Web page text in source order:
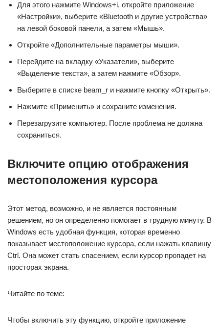
Для этого нажмите Windows+i, откройте приложение
«Настройки», выберите «Bluetooth и другие устройства»
на левой боковой панели, а затем «Мышь».
Откройте «Дополнительные параметры мыши».
Перейдите на вкладку «Указатели», выберите
«Выделение текста», а затем нажмите «Обзор».
Выберите в списке beam_r и нажмите кнопку «Открыть».
Нажмите «Применить» и сохраните изменения.
Перезагрузите компьютер. После проблема не должна
сохраниться.
Включите опцию отображения
местоположения курсора
Этот метод, возможно, и не является постоянным
решением, но он определенно помогает в трудную минуту. В
Windows есть удобная функция, которая временно
показывает местоположение курсора, если нажать клавишу
Ctrl. Она может стать спасением, если курсор пропадет на
просторах экрана.
Читайте по теме:
Чтобы включить эту функцию, откройте приложение